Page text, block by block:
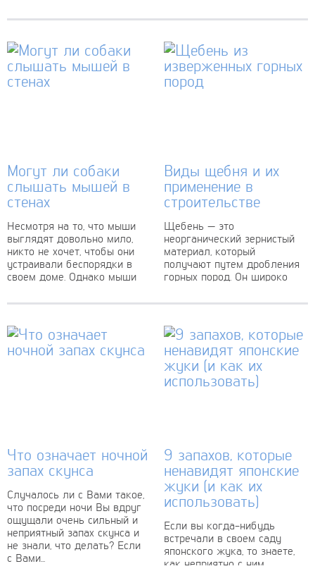
становятся...
действительно в...
Могут ли собаки
слышать мышей в
стенах
Несмотря на то, что мыши
выглядят довольно мило,
никто не хочет, чтобы они
устраивали беспорядки в
своем доме. Однако мыши
Виды щебня и их
применение в
строительстве
Щебень — это
неорганический зернистый
материал, который
получают путем дробления
горных пород. Он широко
строительстве в качестве
также при...
Что означает ночной
запах скунса
Случалось ли с Вами такое,
что посреди ночи Вы вдруг
ощущали очень сильный и
неприятный запах скунса и
не знали, что делать? Если
с Вами...
9 запахов, которые
ненавидят японские
жуки (и как их
использовать)
Если вы когда-нибудь
встречали в своем саду
японского жука, то знаете,
как неприятно с ним